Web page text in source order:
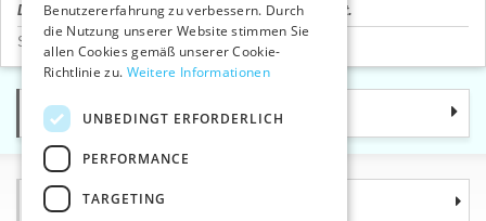
Der Produktpreis wird nach dem Login angezeigt.
Schneiderarbeit - Vorbereitung>Schneiderbüste
Kategorie
Informationen
ENGLISH
Benutzererfahrung zu verbessern. Durch
die Nutzung unserer Website stimmen Sie
allen Cookies gemäß unserer Cookie-
Richtlinie zu. Weitere Informationen
UNBEDINGT ERFORDERLICH
PERFORMANCE
TARGETING